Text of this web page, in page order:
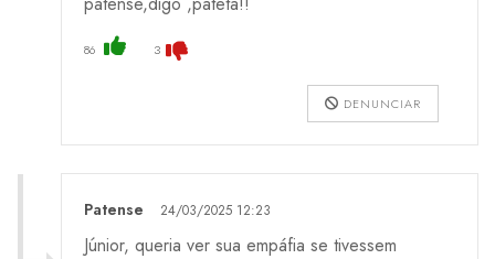
86 3
DENUNCIAR
Patense 24/03/2025 12:23
Júnior, queria ver sua empáfia se tivessem